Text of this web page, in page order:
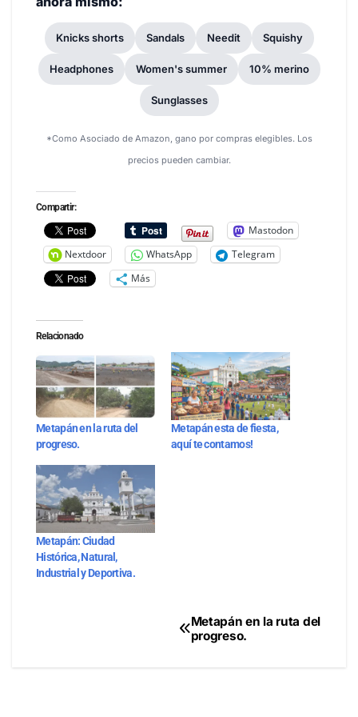
Knicks shorts Sandals Needit Squishy
Headphones Women's summer 10% merino
Sunglasses
*Como Asociado de Amazon, gano por compras elegibles. Los
precios pueden cambiar.
Compartir:
Mastodon
Nextdoor
WhatsApp
Telegram
Más
Relacionado
Metapán en la ruta del
progreso.
Metapán esta de fiesta,
aquí te contamos!
Metapán: Ciudad
Histórica, Natural,
Industrial y Deportiva.
Metapán en la ruta del
progreso.